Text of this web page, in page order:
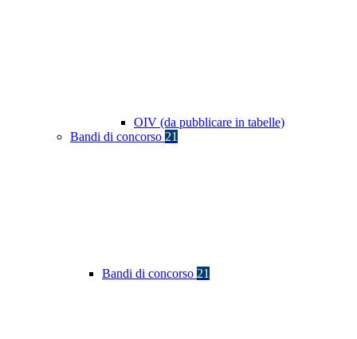
OIV (da pubblicare in tabelle)
Bandi di concorso 21
Bandi di concorso 21